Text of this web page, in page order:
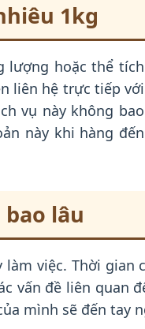
1kg
lượng hoặc thể tích
liên hệ trực tiếp với
vụ này không bao
này khi hàng đến
lâu
việc. Thời
vấn đề liên quan
mình sẽ đến tay